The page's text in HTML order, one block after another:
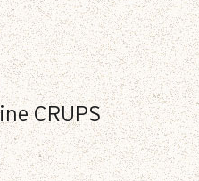
CRUPS